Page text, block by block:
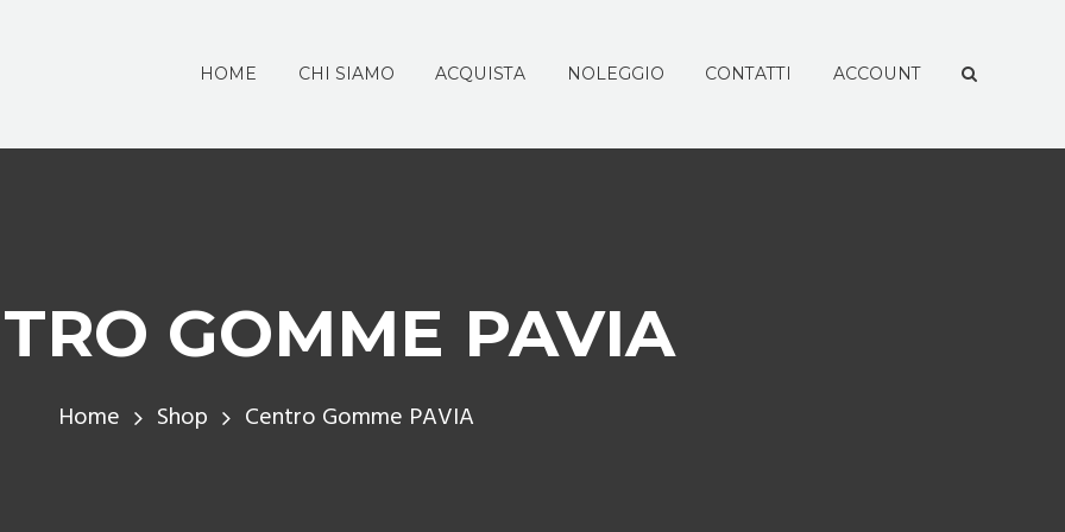
HOME CHI SIAMO ACQUISTA NOLEGGIO CONTATTI ACCOUNT
GOMME PAVIA
Home Shop Centro Gomme PAVIA